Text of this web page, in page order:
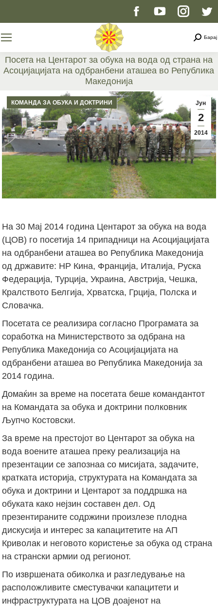
Facebook
opens
new
window
YouTube
opens
new
window
page
opens
new
window
Барај
Посета на Центарот за обука на вода од страна на
Асоцијацијата на одбранбени аташеа во Република
Македонија
You are here:
Јун
2
2014
КОМАНДА ЗА ОБУКА И ДОКТРИНИ
На 30 Мај 2014 година Центарот за обука на вода
(ЦОВ) го посетија 14 припадници на Асоцијацијата
на одбранбени аташеа во Република Македонија
од државите: НР Кина, Франција, Италија, Руска
Федерација, Турција, Украина, Австрија, Чешка,
Кралството Белгија, Хрватска, Грција, Полска и
Словачка.
Посетата се реализира согласно Програмата за
соработка на Министерството за одбрана на
Република Македонија со Асоцијацијата на
одбранбени аташеа во Република Македонија за
2014 година.
Домаќин за време на посетата беше командантот
на Командата за обука и доктрини полковник
Љупчо Костовски.
За време на престојот во Центарот за обука на
вода воените аташеа преку реализација на
презентации се запознаа со мисијата, задачите,
кратката историја, структурата на Командата за
обука и доктрини и Центарот за поддршка на
обуката како нејзин составен дел. Од
презентираните содржини произлезе плодна
дискусија и интерес за капацитетите на АП
Криволак и неговото користење за обука од страна
на странски армии од регионот.
По извршената обиколка и разгледување на
расположливите сместувачки капацитети и
инфраструктурата на ЦОВ доајенот на